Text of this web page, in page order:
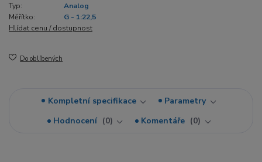
Typ:
Analog
Měřítko:
G - 1:22,5
Hlídat cenu / dostupnost
Do oblíbených
Kompletní specifikace
Parametry
Hodnocení
0 Komentáře 0